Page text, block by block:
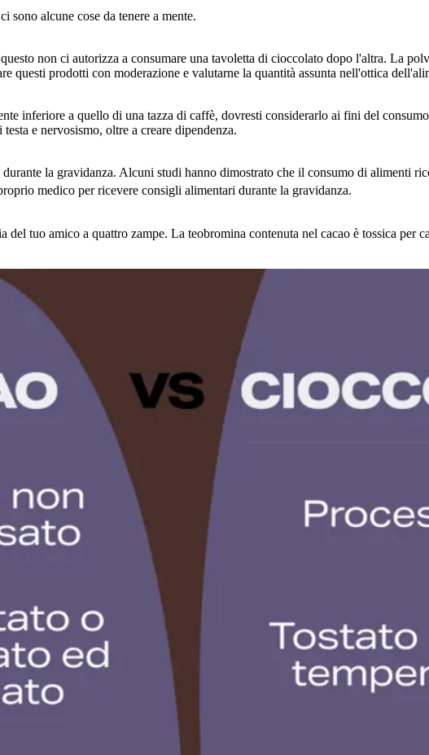
sono alcune cose da tenere a mente.
non ci autorizza a consumare una tavoletta di cioccolato dopo l'altra. La
questi prodotti con moderazione e valutarne la quantità assunta nell'ottica
inferiore a quello di una tazza di caffè, dovresti considerarlo ai fini del
e nervosismo, oltre a creare dipendenza.
la gravidanza. Alcuni studi hanno dimostrato che il consumo di alimenti
medico per ricevere consigli alimentari durante la gravidanza.
del tuo amico a quattro zampe. La teobromina contenuta nel cacao è tossica